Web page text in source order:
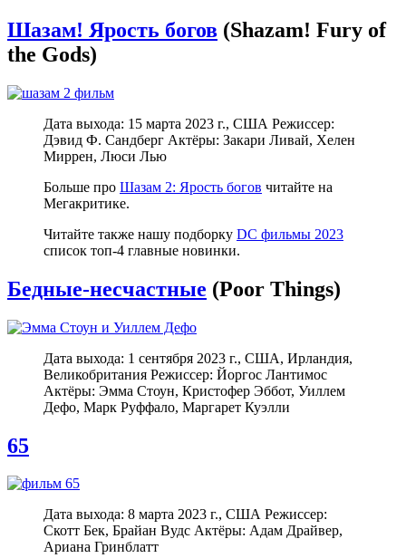
Шазам! Ярость богов (Shazam! Fury of
the Gods)
Дата выхода: 15 марта 2023 г., США Режиссер:
Дэвид Ф. Сандберг Актёры: Закари Ливай, Хелен
Миррен, Люси Лью
Больше про Шазам 2: Ярость богов читайте на
Мегакритике.
Читайте также нашу подборку DC фильмы 2023
список топ-4 главные новинки.
Бедные-несчастные (Poor Things)
Дата выхода: 1 сентября 2023 г., США, Ирландия,
Великобритания Режиссер: Йоргос Лантимос
Актёры: Эмма Стоун, Кристофер Эббот, Уиллем
Дефо, Марк Руффало, Маргарет Куэлли
65
Дата выхода: 8 марта 2023 г., США Режиссер:
Скотт Бек, Брайан Вудс Актёры: Адам Драйвер,
Ариана Гринблатт